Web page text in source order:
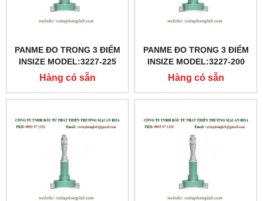
PANME ĐO TRONG 3 ĐIỂM
INSIZE MODEL:3227-225
Hàng có sẵn
PANME ĐO TRONG 3 ĐIỂM
INSIZE MODEL:3227-200
Hàng có sẵn